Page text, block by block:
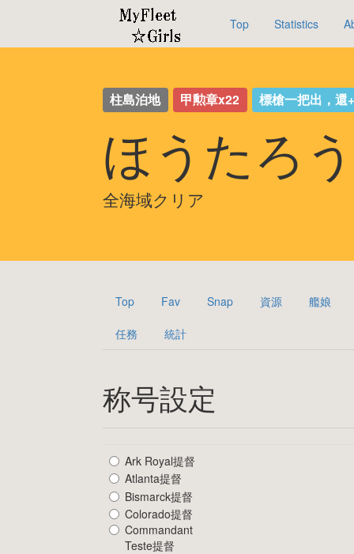
Top Statistics
柱島泊地 甲勲章x22 標槍一把出，還
ほうたろ
全海域クリア
Top Fav Snap 資源 艦娘
任務 統計
称号設定
Ark Royal提督
Atlanta提督
Bismarck提督
Colorado提督
Commandant
Teste提督